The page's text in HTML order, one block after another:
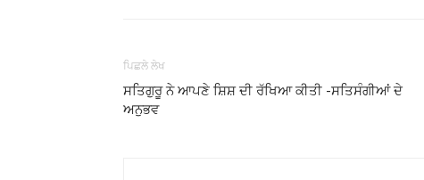
ਪਿਛਲੇ ਲੇਖ
ਸਤਿਗੁਰੂ ਨੇ ਆਪਣੇ ਸ਼ਿਸ਼ ਦੀ ਰੱਖਿਆ ਕੀਤੀ -ਸਤਿਸੰਗੀਆਂ ਦੇ
ਅਨੁਭਵ